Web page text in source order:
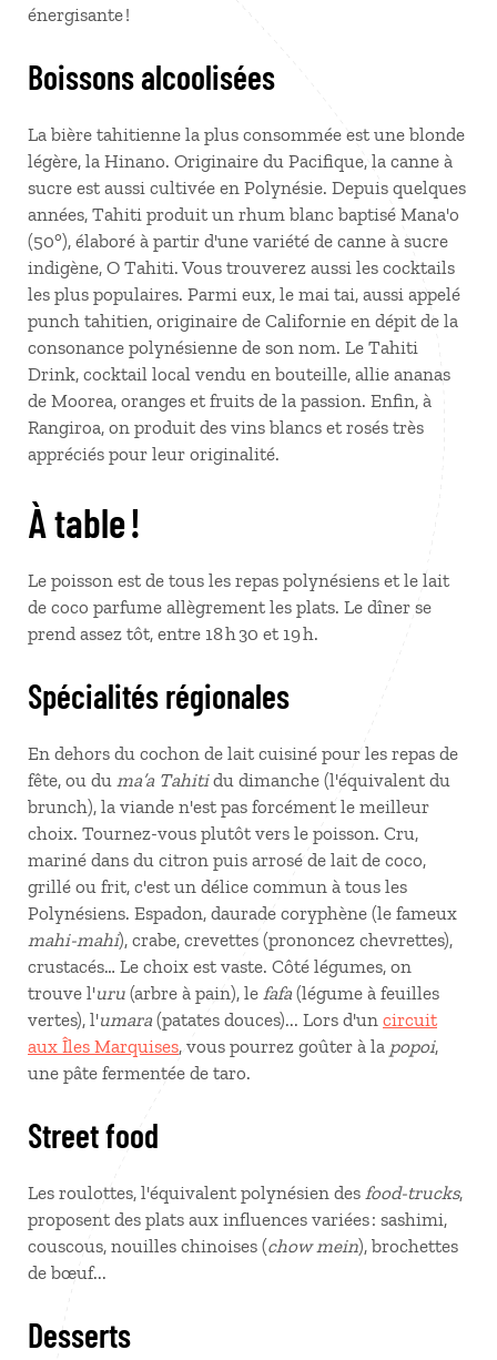
énergisante !
Boissons alcoolisées
La bière tahitienne la plus consommée est une blonde
légère, la Hinano. Originaire du Pacifique, la canne à
sucre est aussi cultivée en Polynésie. Depuis quelques
années, Tahiti produit un rhum blanc baptisé Mana'o
(50°), élaboré à partir d'une variété de canne à sucre
indigène, O Tahiti. Vous trouverez aussi les cocktails
les plus populaires. Parmi eux, le mai tai, aussi appelé
punch tahitien, originaire de Californie en dépit de la
consonance polynésienne de son nom. Le Tahiti
Drink, cocktail local vendu en bouteille, allie ananas
de Moorea, oranges et fruits de la passion. Enfin, à
Rangiroa, on produit des vins blancs et rosés très
appréciés pour leur originalité.
À table !
Le poisson est de tous les repas polynésiens et le lait
de coco parfume allègrement les plats. Le dîner se
prend assez tôt, entre 18 h 30 et 19 h.
Spécialités régionales
En dehors du cochon de lait cuisiné pour les repas de
fête, ou du ma’a Tahitidu dimanche (l'équivalent du
brunch), la viande n'est pas forcément le meilleur
choix. Tournez-vous plutôt vers le poisson. Cru,
mariné dans du citron puis arrosé de lait de coco,
grillé ou frit, c'est un délice commun à tous les
Polynésiens. Espadon, daurade coryphène (le fameux
mahi-mahi), crabe, crevettes (prononcez chevrettes),
crustacés… Le choix est vaste. Côté légumes, on
trouve l'uru (arbre à pain), le fafa (légume à feuilles
vertes), l'umara (patates douces)... Lors d'un circuit
aux Îles Marquises, vous pourrez goûter à la popoi,
une pâte fermentée de taro.
Street food
Les roulottes, l'équivalent polynésien des food-trucks,
proposent des plats aux influences variées : sashimi,
couscous, nouilles chinoises (chow mein), brochettes
de bœuf...
Desserts